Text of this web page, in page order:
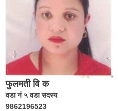
फुलमती वि क
वडा नं ५ वडा सदस्य
9862196523